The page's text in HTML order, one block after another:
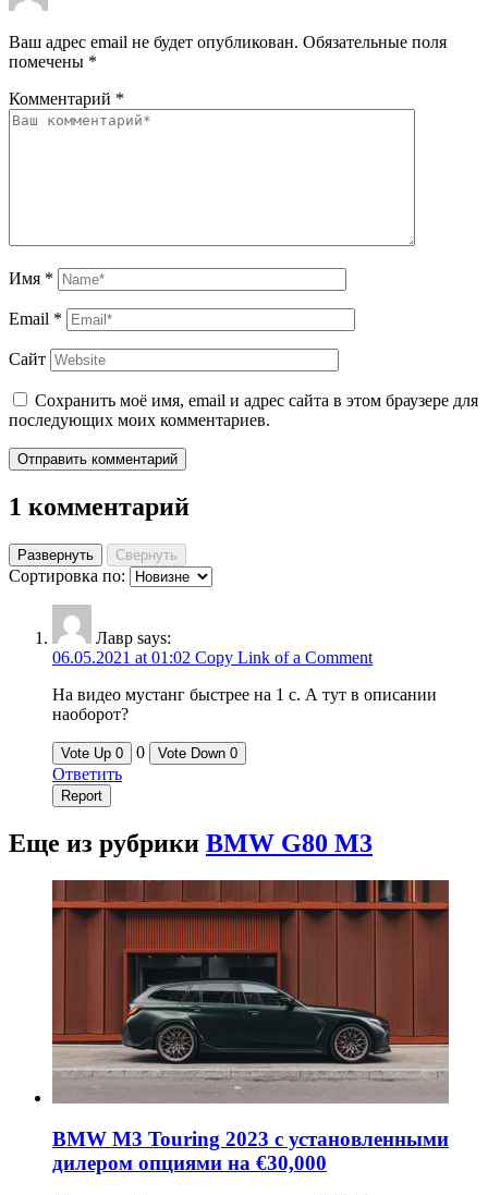
Ваш адрес email не будет опубликован. Обязательные поля
помечены *
Комментарий *
Имя *
Email *
Сайт
Сохранить моё имя, email и адрес сайта в этом браузере для
последующих моих комментариев.
Отправить комментарий
1 комментарий
Развернуть Свернуть
Сортировка по:
Лавр says:
06.05.2021 at 01:02 Copy Link of a Comment
На видео мустанг быстрее на 1 с. А тут в описании
наоборот?
Vote Up 0 0 Vote Down 0
Ответить
Report
Еще из рубрики BMW G80 M3
BMW M3 Touring 2023 с установленными
дилером опциями на €30,000